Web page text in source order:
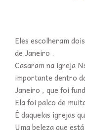
Eles escolheram
de Janeiro .
Casaram na igreja
importante dentro
Janeiro , que foi
Ela foi palco de
É daquelas igrejas
Uma beleza que